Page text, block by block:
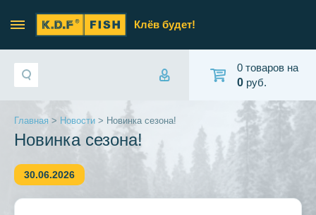
Клёв будет!
0 товаров на
0 руб.
Главная > Новости > Новинка сезона!
Новинка сезона!
30.06.2026